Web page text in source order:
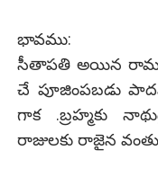
భావము:
సీతాపతి అయిన
చే పూజింపబడు
గాక .బ్రహ్మకు
రాజులకు రాజైన